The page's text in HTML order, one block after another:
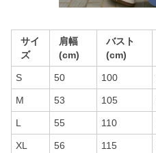
サイ
ズ
肩幅
(cm)
バスト
(cm)
S 50 100
M 53 105
L 55 110
XL 56 115